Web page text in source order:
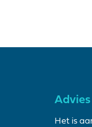
Het is